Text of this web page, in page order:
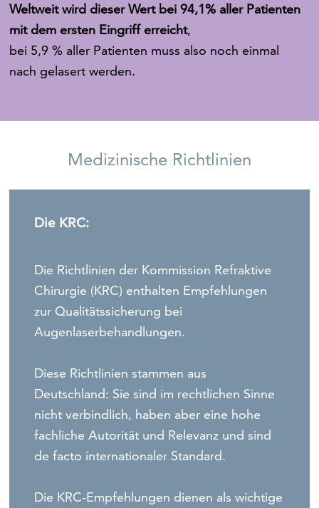
Weltweit wird dieser Wert bei 94,1% aller Patienten
mit dem ersten Eingriff erreicht,
bei 5,9 % aller Patienten muss also noch einmal
nach gelasert werden.
Medizinische Richtlinien
Die KRC:
Die Richtlinien der Kommission Refraktive
Chirurgie (KRC) enthalten Empfehlungen
zur Qualitätssicherung bei
Augenlaserbehandlungen.
Diese Richtlinien stammen aus
Deutschland: Sie sind im rechtlichen Sinne
nicht verbindlich, haben aber eine hohe
fachliche Autorität und Relevanz und sind
de facto internationaler Standard.
Die KRC-Empfehlungen dienen als wichtige